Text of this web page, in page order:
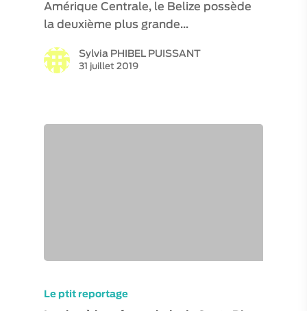
Amérique Centrale, le Belize possède
la deuxième plus grande…
Sylvia PHIBEL PUISSANT
31 juillet 2019
Le ptit reportage